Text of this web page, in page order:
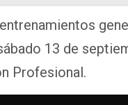
13 de
Profesional.